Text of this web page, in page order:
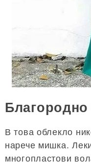
В това облекло
нарече мишка.
многопластови